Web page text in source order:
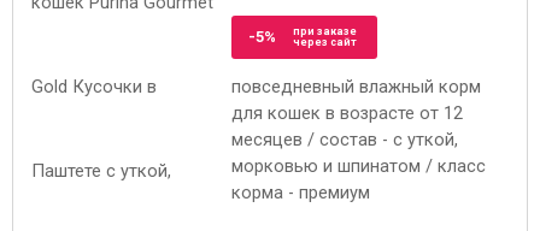
-5%
при заказе
через сайт
повседневный влажный корм
для кошек в возрасте от 12
месяцев / состав - с уткой,
морковью и шпинатом / класс
корма - премиум